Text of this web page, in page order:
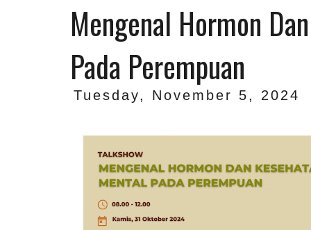
Mengenal Hormon
Pada Perempuan
Tuesday, November 5, 2024